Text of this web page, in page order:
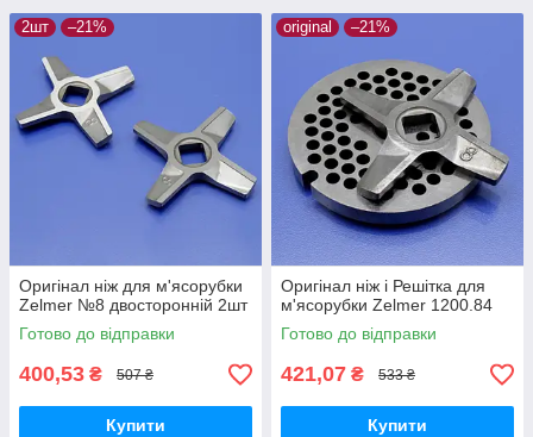
2шт –21%
Оригінал ніж для м'ясорубки
Zelmer №8 двосторонній 2шт
Готово до відправки
400,53 ₴ 507 ₴
Купити
original –21%
Оригінал ніж і Решітка для
м'ясорубки Zelmer 1200.84
Готово до відправки
421,07 ₴ 533 ₴
Купити